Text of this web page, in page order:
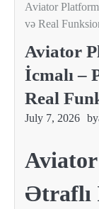
Aviator
və Real
Aviator
İcmalı –
Real
July 7, 2026 by
Aviator
Ətraflı